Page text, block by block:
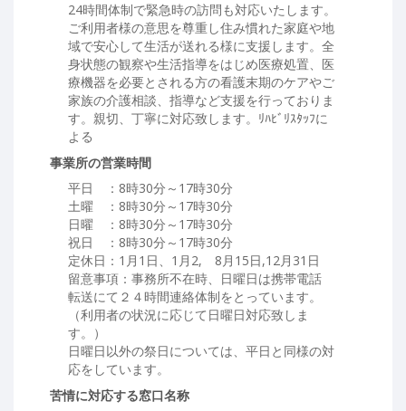
24時間体制で緊急時の訪問も対応いたします。
ご利用者様の意思を尊重し住み慣れた家庭や地
域で安心して生活が送れる様に支援します。全
身状態の観察や生活指導をはじめ医療処置、医
療機器を必要とされる方の看護末期のケアやご
家族の介護相談、指導など支援を行っておりま
す。親切、丁寧に対応致します。ﾘﾊﾋﾞﾘｽﾀｯﾌに
よる
事業所の営業時間
平日 ：8時30分～17時30分
土曜 ：8時30分～17時30分
日曜 ：8時30分～17時30分
祝日 ：8時30分～17時30分
定休日：1月1日、1月2, 8月15日,12月31日
留意事項：事務所不在時、日曜日は携帯電話
転送にて２４時間連絡体制をとっています。
（利用者の状況に応じて日曜日対応致しま
す。）
日曜日以外の祭日については、平日と同様の対
応をしています。
苦情に対応する窓口名称